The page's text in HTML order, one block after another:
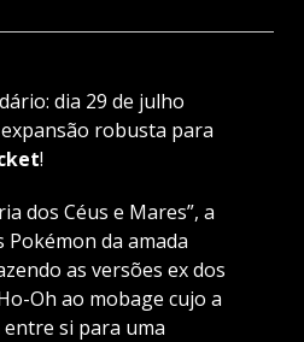
dia 29 de julho
robusta para
!
dos Céus e Mares”, a
Pokémon da amada
as versões ex dos
Oh ao mobage cujo a
si para uma